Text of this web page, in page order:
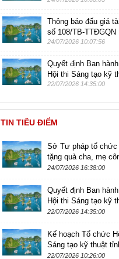
Thông báo đấu giá
số 108/TB-TTĐGQN
24/07/2026 10:07:56
Quyết định Ban
Hội thi Sáng tạo kỹ
22/07/2026 14:35:00
TIN TIÊU ĐIỂM
Sở Tư pháp tổ chức
tặng quà cha, mẹ
chức, viên chức,
bệnh...
24/07/2026 16:38:00
Quyết định Ban
Hội thi Sáng tạo kỹ
tỉnh Quảng Ninh lần
22/07/2026 14:35:00
Kế hoạch Tổ chức
Sáng tạo kỹ thuật
Quảng Ninh lần thứ
22/07/2026 10:26:00